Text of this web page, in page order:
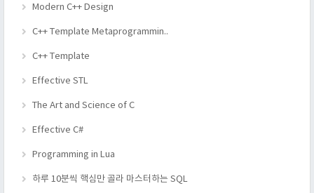
Modern C++ Design
C++ Template Metaprogrammin..
C++ Template
Effective STL
The Art and Science of C
Effective C#
Programming in Lua
하루 10분씩 핵심만 골라 마스터하는 SQL